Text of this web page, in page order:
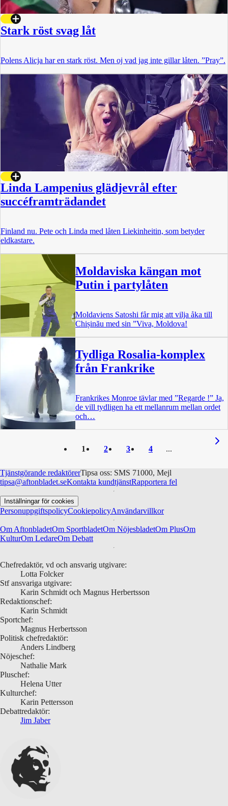
Stark röst svag låt
Polens Alicja har en stark röst. Men oj vad jag inte gillar låten. ”Pray”.
Linda Lampenius glädjevrål efter
succéframträdandet
Finland nu. Pete och Linda med låten Liekinheitin, som betyder
eldkastare.
Moldaviska kängan mot
Putin i partylåten
Moldaviens Satoshi får mig att vilja åka till
Chișinău med sin ”Viva, Moldova!
Tydliga Rosalia-komplex
från Frankrike
Frankrikes Monroe tävlar med ”Regarde !” Ja,
de vill tydligen ha ett mellanrum mellan ordet
och…
1 2 3 4
Tjänstgörande redaktörerTipsa oss: SMS 71000, Mejl
tipsa@aftonbladet.seKontakta kundtjänstRapportera fel
Inställningar för cookies
PersonuppgiftspolicyCookiepolicyAnvändarvillkor
Om AftonbladetOm SportbladetOm NöjesbladetOm PlusOm
KulturOm LedareOm Debatt
Chefredaktör, vd och ansvarig utgivare:
Lotta Folcker
Stf ansvariga utgivare:
Karin Schmidt och Magnus Herbertsson
Redaktionschef:
Karin Schmidt
Sportchef:
Magnus Herbertsson
Politisk chefredaktör:
Anders Lindberg
Nöjeschef:
Nathalie Mark
Pluschef:
Helena Utter
Kulturchef:
Karin Pettersson
Debattredaktör:
Jim Jaber